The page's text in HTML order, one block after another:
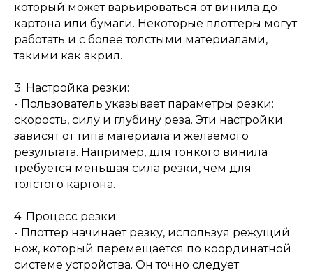
который может варьироваться от винила до
картона или бумаги. Некоторые плоттеры могут
работать и с более толстыми материалами,
такими как акрил.
3. Настройка резки:
- Пользователь указывает параметры резки:
скорость, силу и глубину реза. Эти настройки
зависят от типа материала и желаемого
результата. Например, для тонкого винила
требуется меньшая сила резки, чем для
толстого картона.
4. Процесс резки:
- Плоттер начинает резку, используя режущий
нож, который перемещается по координатной
системе устройства. Он точно следует